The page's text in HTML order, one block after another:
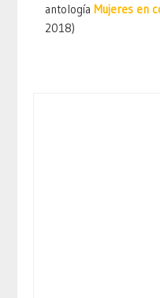
antologíaMujeres en
2018)